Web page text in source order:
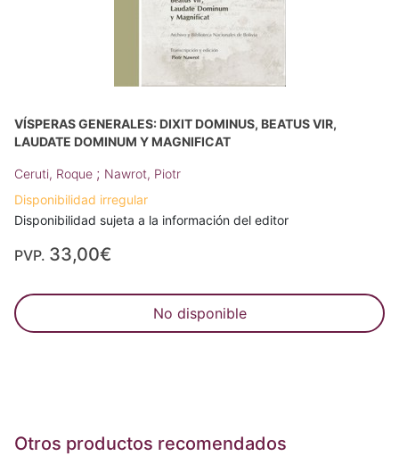
VÍSPERAS GENERALES: DIXIT DOMINUS, BEATUS VIR,
LAUDATE DOMINUM Y MAGNIFICAT
Ceruti, Roque ; Nawrot, Piotr
Disponibilidad irregular
Disponibilidad sujeta a la información del editor
PVP. 33,00€
No disponible
Otros productos recomendados